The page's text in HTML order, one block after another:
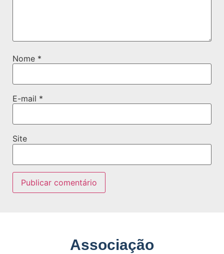
Nome *
E-mail *
Site
Associação